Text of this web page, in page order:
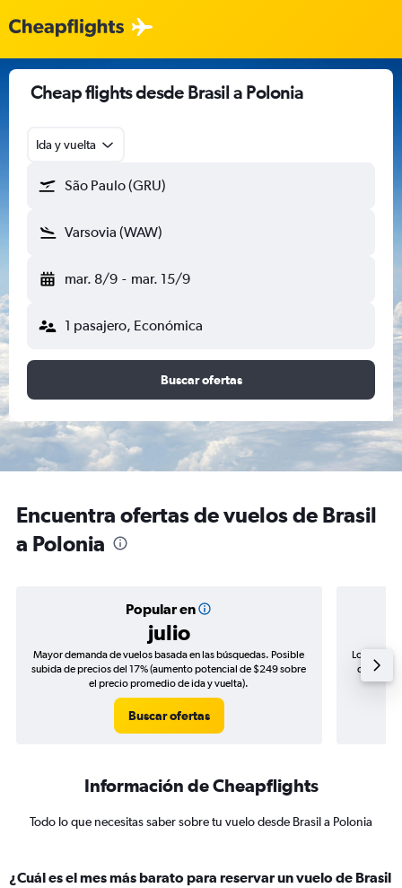
Cheap flights desde Brasil a Polonia
Ida y vuelta
São Paulo (GRU)
Varsovia (WAW)
mar. 8/9 - mar. 15/9
1 pasajero, Económica
Buscar ofertas
Encuentra ofertas de vuelos de Brasil
a Polonia
Popular en
julio
Mayor demanda de vuelos basada en las búsquedas. Posible
subida de precios del 17% (aumento potencial de $249 sobre
el precio promedio de ida y vuelta).
Buscar ofertas
Los
de
Información de Cheapflights
Todo lo que necesitas saber sobre tu vuelo desde Brasil a Polonia
¿Cuál es el mes más barato para reservar un vuelo de Brasil